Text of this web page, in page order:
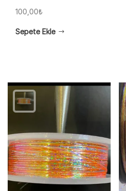
100,00₺
Sepete Ekle